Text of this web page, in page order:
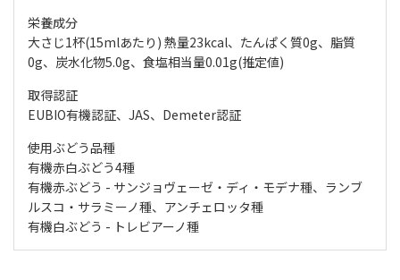
栄養成分
大さじ1杯(15mlあたり) 熱量23kcal、たんぱく質0g、脂質
0g、炭水化物5.0g、食塩相当量0.01g(推定値)
取得認証
EUBIO有機認証、JAS、Demeter認証
使用ぶどう品種
有機赤白ぶどう4種
有機赤ぶどう - サンジョヴェーゼ・ディ・モデナ種、ランブ
ルスコ・サラミーノ種、アンチェロッタ種
有機白ぶどう - トレビアーノ種